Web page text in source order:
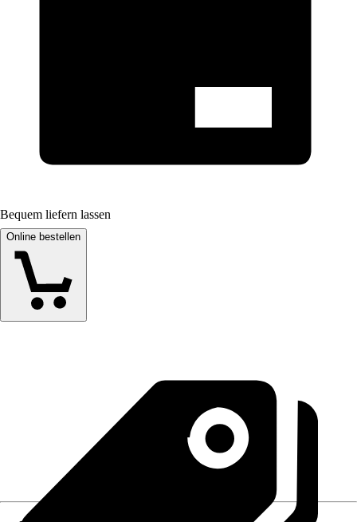
Bequem liefern lassen
Online bestellen